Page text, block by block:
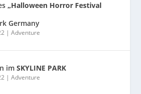
„Halloween Horror Festival
Germany
|Adventure
imSKYLINE PARK
|Adventure